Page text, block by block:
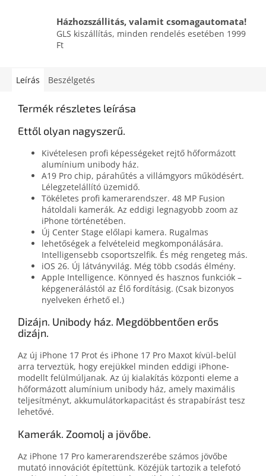
Házhozszállitás, valamit csomagautomata!
GLS kiszállítás, minden rendelés esetében 1999
Ft
Leírás Beszélgetés
Termék részletes leírása
Ettől olyan nagyszerű.
Kivételesen profi képességeket rejtő hőformázott
alumínium unibody ház.
A19 Pro chip, párahűtés a villámgyors működésért.
Lélegzetelállító üzemidő.
Tökéletes profi kamerarendszer. 48 MP Fusion
hátoldali kamerák. Az eddigi legnagyobb zoom az
iPhone történetében.
Új Center Stage előlapi kamera. Rugalmas
lehetőségek a felvételeid megkomponálására.
Intelligensebb csoportszelfik. És még rengeteg más.
iOS 26. Új látványvilág. Még több csodás élmény.
Apple Intelligence. Könnyed és hasznos funkciók –
képgenerálástól az Élő fordításig. (Csak bizonyos
nyelveken érhető el.)
Dizájn. Unibody ház. Megdöbbentően erős
dizájn.
Az új iPhone 17 Prot és iPhone 17 Pro Maxot kívül-belül
arra terveztük, hogy erejükkel minden eddigi iPhone-
modellt felül­múljanak. Az új kiala­kí­tás központi eleme a
hő­formázott alumínium unibody ház, amely maximális
teljesít­ményt, akkumulátor­kapacitást és strapa­bírást tesz
lehetővé.
Kamerák. Zoomolj a jövőbe.
Az iPhone 17 Pro kamerarendszerébe számos jövőbe
mutató innovációt építettünk. Közéjük tartozik a telefotó